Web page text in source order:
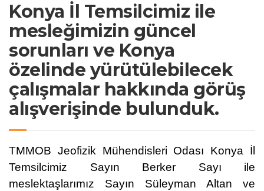
Konya İl Temsilcimiz ile
mesleğimizin güncel
sorunları ve Konya
özelinde yürütülebilecek
çalışmalar hakkında görüş
alışverişinde bulunduk.
TMMOB Jeofizik Mühendisleri Odası Konya İl
Temsilcimiz Sayın Berker Sayı ile
meslektaşlarımız Sayın Süleyman Altan ve